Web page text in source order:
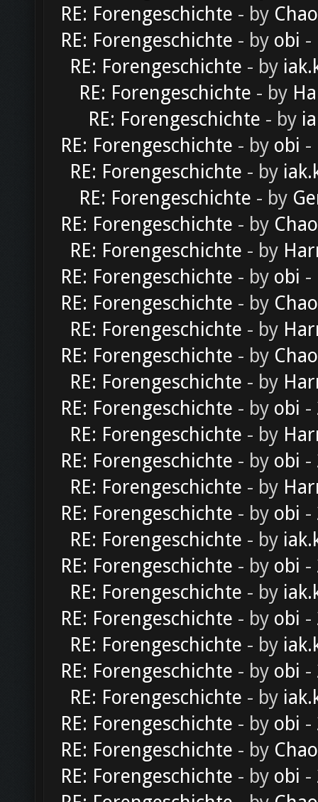
RE: Forengeschichte - by
RE: Forengeschichte - by obi -
RE: Forengeschichte - by
RE: Forengeschichte - by
RE: Forengeschichte - by
RE: Forengeschichte - by obi -
RE: Forengeschichte - by
RE: Forengeschichte - by
RE: Forengeschichte - by
RE: Forengeschichte - by
RE: Forengeschichte - by obi -
RE: Forengeschichte - by
RE: Forengeschichte - by
RE: Forengeschichte - by
RE: Forengeschichte - by
RE: Forengeschichte - by obi -
RE: Forengeschichte - by
RE: Forengeschichte - by obi -
RE: Forengeschichte - by
RE: Forengeschichte - by obi -
RE: Forengeschichte - by
RE: Forengeschichte - by obi -
RE: Forengeschichte - by
RE: Forengeschichte - by obi -
RE: Forengeschichte - by
RE: Forengeschichte - by obi -
RE: Forengeschichte - by
RE: Forengeschichte - by obi -
RE: Forengeschichte - by
RE: Forengeschichte - by obi -